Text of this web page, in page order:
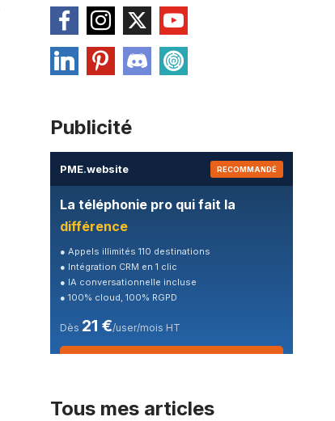
Publicité
PME.website RECOMMANDÉ
La téléphonie pro qui fait la
différence
● Appels illimités 110 destinations
● Intégration CRM en 1 clic
● IA conversationnelle incluse
● 100% cloud, 100% RGPD
Dès 21 €/user/mois HT
Tous mes articles